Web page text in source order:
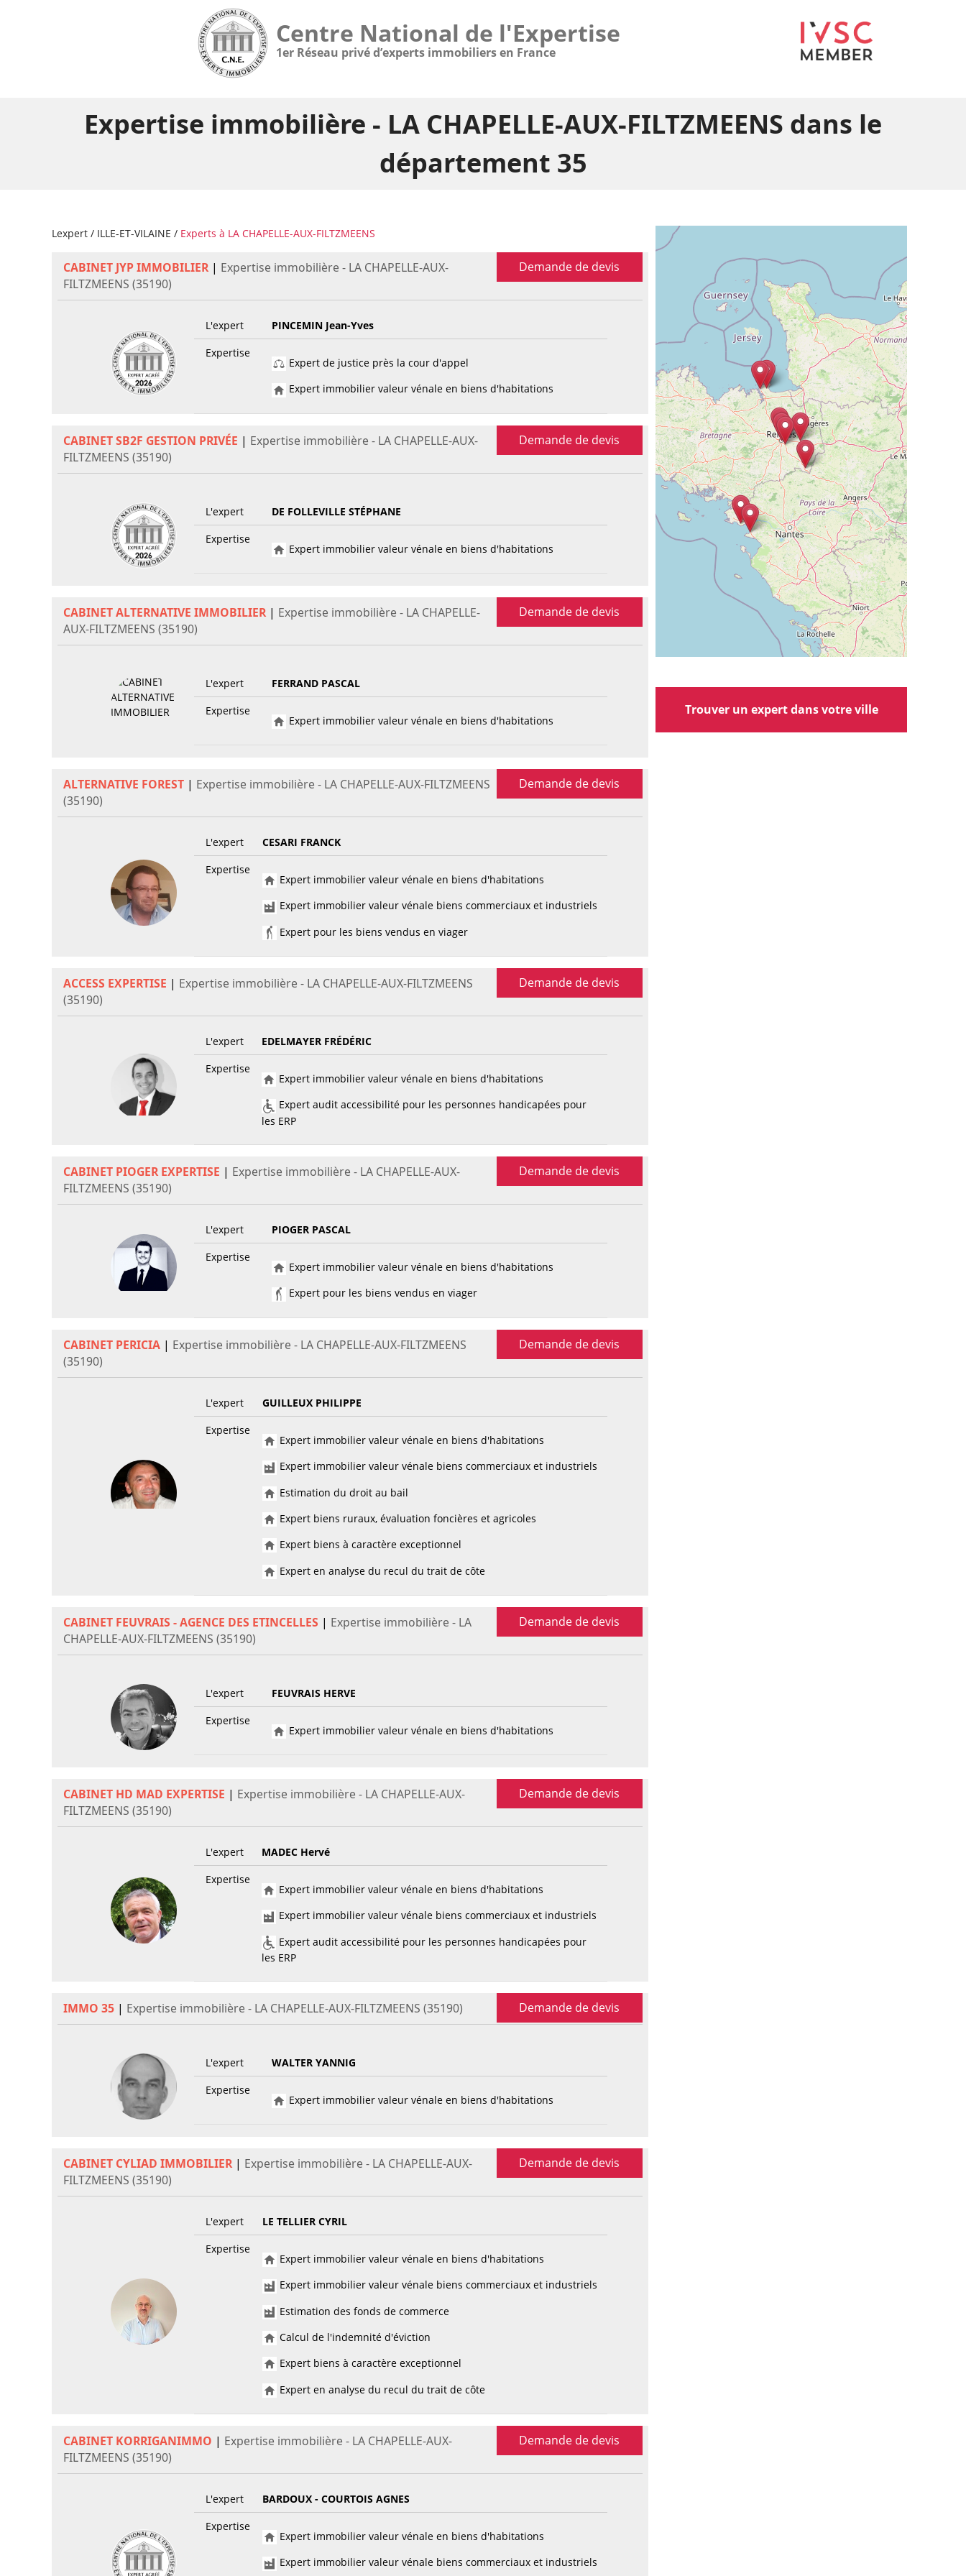
Centre National de l'Expertise
1er Réseau privé d’experts immobiliers en France
Expertise immobilière - LA CHAPELLE-AUX-FILTZMEENS dans le
département 35
Lexpert / ILLE-ET-VILAINE / Experts à LA CHAPELLE-AUX-FILTZMEENS
CABINET JYP IMMOBILIER | Expertise immobilière - LA CHAPELLE-AUX-
FILTZMEENS (35190)
Demande de devis
L'expert
PINCEMIN Jean-Yves
Expertise
Expert de justice près la cour d'appel
Expert immobilier valeur vénale en biens d'habitations
CABINET SB2F GESTION PRIVÉE | Expertise immobilière - LA CHAPELLE-AUX-
FILTZMEENS (35190)
Demande de devis
L'expert
DE FOLLEVILLE STÉPHANE
Expertise
Expert immobilier valeur vénale en biens d'habitations
CABINET ALTERNATIVE IMMOBILIER | Expertise immobilière - LA CHAPELLE-
AUX-FILTZMEENS (35190)
Demande de devis
L'expert
FERRAND PASCAL
Expertise
Expert immobilier valeur vénale en biens d'habitations
ALTERNATIVE FOREST | Expertise immobilière - LA CHAPELLE-AUX-FILTZMEENS
(35190)
Demande de devis
L'expert
CESARI FRANCK
Expertise
Expert immobilier valeur vénale en biens d'habitations
Expert immobilier valeur vénale biens commerciaux et industriels
Expert pour les biens vendus en viager
ACCESS EXPERTISE | Expertise immobilière - LA CHAPELLE-AUX-FILTZMEENS
(35190)
Demande de devis
L'expert
EDELMAYER FRÉDÉRIC
Expertise
Expert immobilier valeur vénale en biens d'habitations
Expert audit accessibilité pour les personnes handicapées pour
les ERP
CABINET PIOGER EXPERTISE | Expertise immobilière - LA CHAPELLE-AUX-
FILTZMEENS (35190)
Demande de devis
L'expert
PIOGER PASCAL
Expertise
Expert immobilier valeur vénale en biens d'habitations
Expert pour les biens vendus en viager
CABINET PERICIA | Expertise immobilière - LA CHAPELLE-AUX-FILTZMEENS
(35190)
Demande de devis
L'expert
GUILLEUX PHILIPPE
Expertise
Expert immobilier valeur vénale en biens d'habitations
Expert immobilier valeur vénale biens commerciaux et industriels
Estimation du droit au bail
Expert biens ruraux, évaluation foncières et agricoles
Expert biens à caractère exceptionnel
Expert en analyse du recul du trait de côte
CABINET FEUVRAIS - AGENCE DES ETINCELLES | Expertise immobilière - LA
CHAPELLE-AUX-FILTZMEENS (35190)
Demande de devis
L'expert
FEUVRAIS HERVE
Expertise
Expert immobilier valeur vénale en biens d'habitations
CABINET HD MAD EXPERTISE | Expertise immobilière - LA CHAPELLE-AUX-
FILTZMEENS (35190)
Demande de devis
L'expert
MADEC Hervé
Expertise
Expert immobilier valeur vénale en biens d'habitations
Expert immobilier valeur vénale biens commerciaux et industriels
Expert audit accessibilité pour les personnes handicapées pour
les ERP
IMMO 35 | Expertise immobilière - LA CHAPELLE-AUX-FILTZMEENS (35190) Demande de devis
L'expert
WALTER YANNIG
Expertise
Expert immobilier valeur vénale en biens d'habitations
CABINET CYLIAD IMMOBILIER | Expertise immobilière - LA CHAPELLE-AUX-
FILTZMEENS (35190)
Demande de devis
L'expert
LE TELLIER CYRIL
Expertise
Expert immobilier valeur vénale en biens d'habitations
Expert immobilier valeur vénale biens commerciaux et industriels
Estimation des fonds de commerce
Calcul de l'indemnité d'éviction
Expert biens à caractère exceptionnel
Expert en analyse du recul du trait de côte
CABINET KORRIGANIMMO | Expertise immobilière - LA CHAPELLE-AUX-
FILTZMEENS (35190)
Demande de devis
L'expert
BARDOUX - COURTOIS AGNES
Expertise
Expert immobilier valeur vénale en biens d'habitations
Expert immobilier valeur vénale biens commerciaux et industriels
Trouver un expert dans votre ville